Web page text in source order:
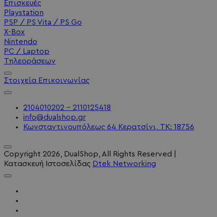
Επισκευές
Playstation
PSP / PS Vita / PS Go
X-Box
Nintendo
PC / Laptop
Τηλεοράσεων
Στοιχεία Επικοινωνίας
2104010202 - 2110125418
info@dualshop.gr
Κωνσταντινουπόλεως 64 Κερατσίνι, ΤΚ: 18756
Copyright 2026 , DualShop, All Rights Reserved
Κατασκευή Ιστοσελίδας Dtek Networking